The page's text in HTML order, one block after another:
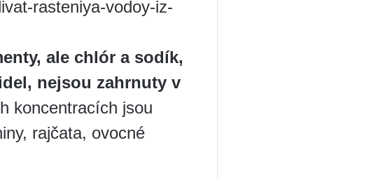
rasteniya-vodoy-iz-
ale chlór a sodík,
nejsou zahrnuty v
koncentracích jsou
rajčata, ovocné